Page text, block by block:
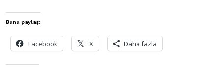
Bunu paylaş:
Facebook X Daha fazla